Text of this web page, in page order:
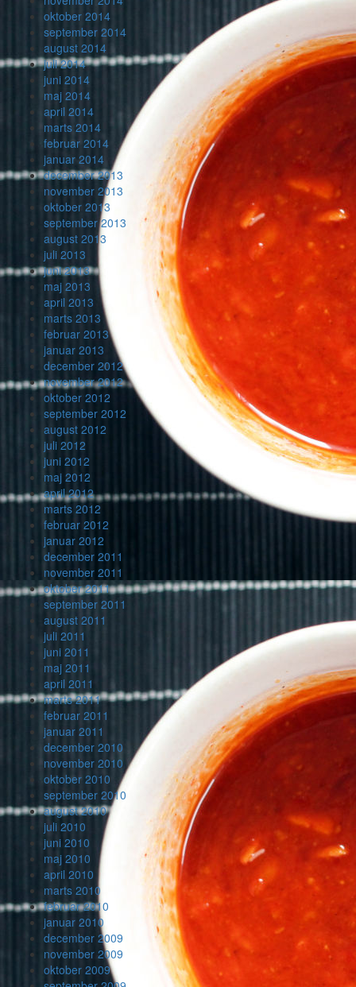
oktober 2014
september 2014
august 2014
juli 2014
juni 2014
maj 2014
april 2014
marts 2014
februar 2014
januar 2014
december 2013
november 2013
oktober 2013
september 2013
august 2013
juli 2013
juni 2013
maj 2013
april 2013
marts 2013
februar 2013
januar 2013
december 2012
november 2012
oktober 2012
september 2012
august 2012
juli 2012
juni 2012
maj 2012
april 2012
marts 2012
februar 2012
januar 2012
december 2011
november 2011
oktober 2011
september 2011
august 2011
juli 2011
juni 2011
maj 2011
april 2011
marts 2011
februar 2011
januar 2011
december 2010
november 2010
oktober 2010
september 2010
august 2010
juli 2010
juni 2010
maj 2010
april 2010
marts 2010
februar 2010
januar 2010
december 2009
november 2009
oktober 2009